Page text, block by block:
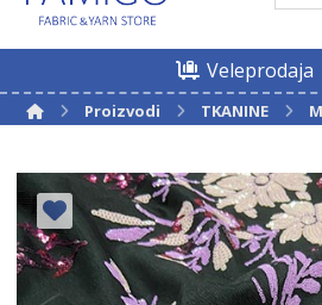
Veleprodaja
Proizvodi TKANINE